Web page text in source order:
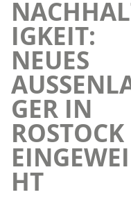
IGKEIT:
NEUES
ER IN R
OSTOCK E
INGEWEIH
T